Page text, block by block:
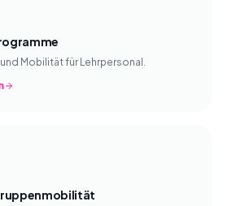
Mobilität für Lehrpersonal.